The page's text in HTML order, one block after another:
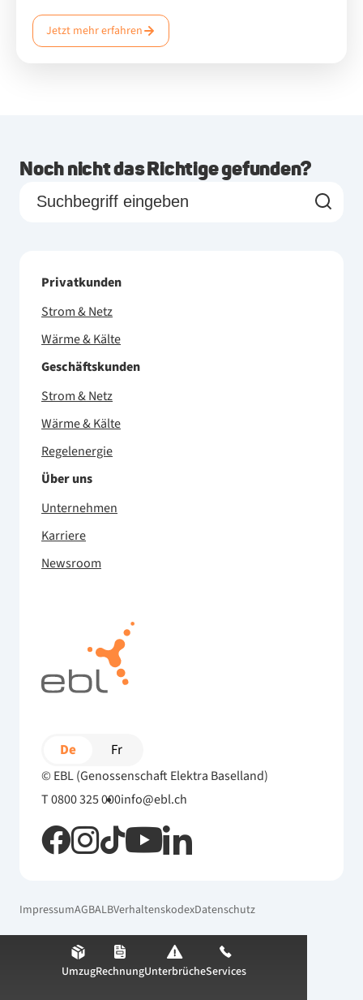
Jetzt mehr erfahren
Noch nicht das Richtige gefunden?
Privatkunden
Strom & Netz
Wärme & Kälte
Geschäftskunden
Strom & Netz
Wärme & Kälte
Regelenergie
Über uns
Unternehmen
Karriere
Newsroom
© EBL (Genossenschaft Elektra Baselland)
T 0800 325 000info@ebl.ch
De Fr
ImpressumAGBALBVerhaltenskodexDatenschutz
UmzugRechnungUnterbrücheServices